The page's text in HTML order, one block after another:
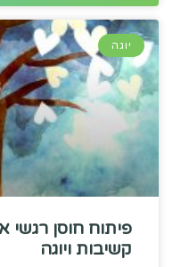
יוגה
פיתוח חוסן
קשיבות ויוגה